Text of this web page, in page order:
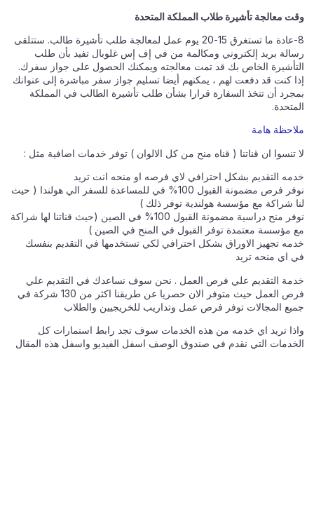
وقت معالجة تأشيرة طلاب المملكة المتحدة
8-عادة ما تستغرق 15-20 يوم عمل لمعالجة طلب تأشيرة طالب. ستتلقى
رسالة بريد إلكتروني ومكالمة من في إف إس غلوبال تفيد بأن طلب
التأشيرة الخاص بك قد تمت معالجته ويمكنك الحصول على جواز سفرك.
إذا كنت قد دفعت لهم ، يمكنهم أيضا تسليم جواز سفر مباشرة إلى عنوانك
بمجرد أن تتخذ السفارة قرارا بشأن طلب تأشيرة الطالب في المملكة
المتحدة.
ملاحظة هامة
لا تنسوا ان قناتنا ( قناه منح من كل الالوان ) توفر خدمات اضافية مثل :
خدمه التقديم بشكل احترافي لاي فرصه او منحه انت تريد
نوفر فرص مضمونة القبول 100% في للمساعدة للسفر الي هولندا ( حيث
لنا شراكة مع مؤسسة هولندية توفر ذلك )
نوفر منح دراسية مضمونة القبول 100% في الصين (حيث قناتنا لها شراكة
مع مؤسسة معتمدة توفر القبول في المنح في الصين )
خدمه تجهيز الاوراق بشكل احترافي لكي تستخدمها في التقديم بنفسك
في اي منحه تريد
خدمة التقديم علي فرص العمل . نحن سوف نساعدك في التقديم علي
فرص العمل حيث متوفر الان حصريا عن طريقنا اكثر من 130 شركة في
جميع المجالات توفر فرص عمل وتداريب للخريجيين والطلاب
واذا تريد اي خدمه من هذه الخدمات سوف تجد رابط استمارات كل
الخدمات التي نقدم في صندوق الوصف اسفل الفيديو واسفل هذه المقال